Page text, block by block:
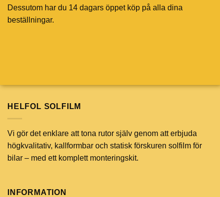
Dessutom har du 14 dagars öppet köp på alla dina
beställningar.
HELFOL SOLFILM
Vi gör det enklare att tona rutor själv genom att erbjuda
högkvalitativ, kallformbar och statisk förskuren solfilm för
bilar – med ett komplett monteringskit.
INFORMATION